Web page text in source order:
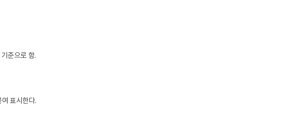
준으로 함.
표시한다.